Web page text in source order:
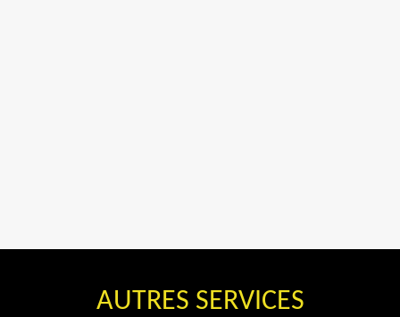
AUTRES SERVICES